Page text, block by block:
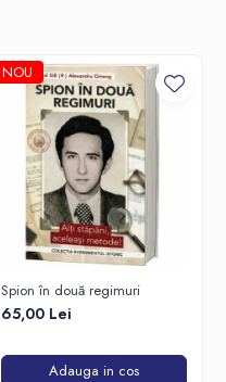
NOU
Spion în două regimuri
65,00 Lei
Adauga in cos